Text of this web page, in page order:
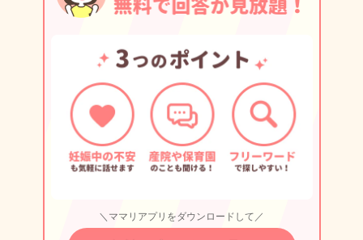
＼ママリアプリをダウンロードして／